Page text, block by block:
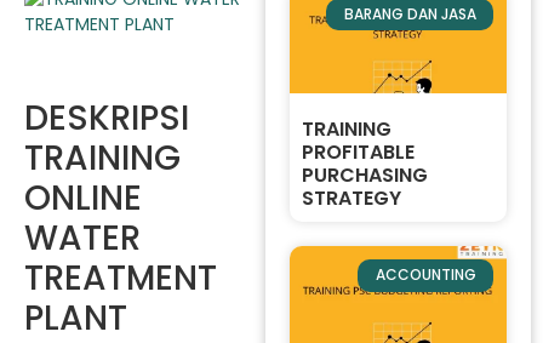
DESKRIPSI
TRAINING
ONLINE
WATER
TREATMENT
PLANT
BARANG DAN JASA
TRAINING
PROFITABLE
PURCHASING
STRATEGY
ACCOUNTING